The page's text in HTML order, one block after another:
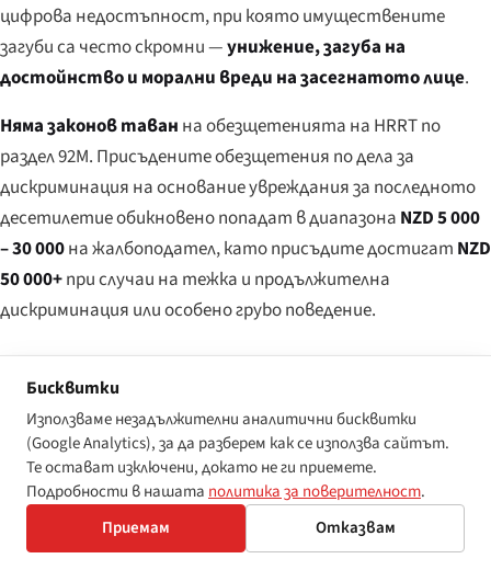
цифрова недостъпност, при която имуществените
загуби са често скромни —унижение, загуба на
достойнство и морални вреди на засегнатото лице.
Няма законов таван на обезщетенията на HRRT по
раздел 92М. Присъдените обезщетения по дела за
дискриминация на основание увреждания за последното
десетилетие обикновено попадат в диапазона NZD 5 000
– 30 000на жалбоподател, като присъдите достигат NZD
50 000+при случаи на тежка и продължителна
дискриминация или особено груbo поведение.
Слой 2 — съдебни средства за защита при нарушения
на достъпа до NZSL
Неосигуряване на устен превод на NZSL в съдебно
производство в нарушение на раздел 7 от Закона за NZSL
от 2006 г. поражда съдебно средство за защита на първа
инстанция — самото производство може да бъде спряно,
отложено или проведено отново с подходящ превод. Няма
Бисквитки
Използваме незадължителни аналитични бисквитки
(Google Analytics), за да разберем как се използва сайтът.
Те остават изключени, докато не ги приемете.
Подробности в нашата политика за поверителност.
Приемам
Отказвам